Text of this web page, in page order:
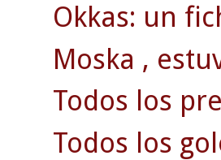
Okkas: un
Moska ,
Todos los
Todos los